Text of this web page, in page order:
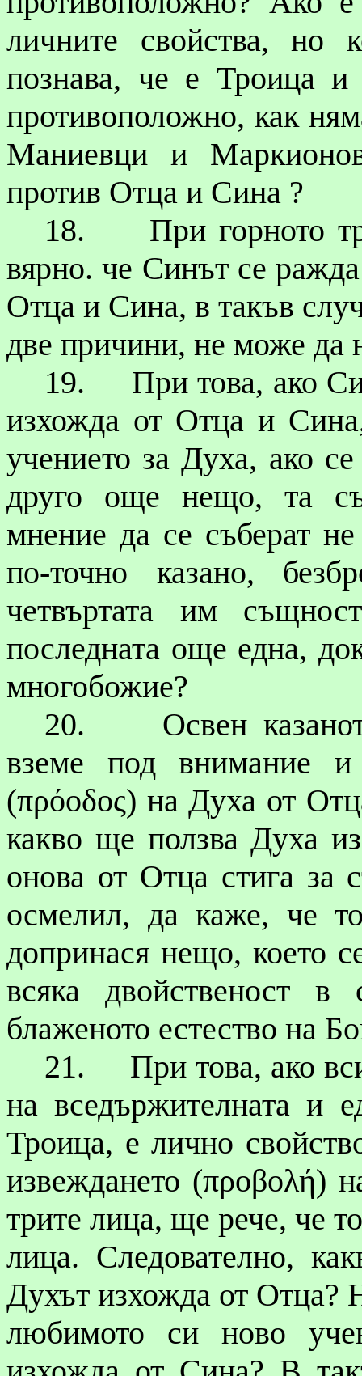
личните свойства, но
познава, че е Троица
противоположно, как
Маниевци и
против Отца и Сина ?
18.
При горното
вярно. че Синът се
Отца и Сина, в такъв
две причини, не може да
19.
При това, ако
изхожда от Отца и
учението за Духа, ако
друго още нещо, та
мнение да се съберат
по-точно казано,
четвъртата им
последната още една,
многобожие?
20.
Освен
вземе под внимание и
(πρόοδος) на Духа от
какво ще ползва Духа
онова от Отца стига за
осмелил, да каже, че
допринася нещо, което
всяка двойственост
блаженото естество на
21.
При това, ако
навседържителната и
Троица, е лично
извеждането (προβολή)
трите лица, ще рече, че
лица. Следователно,
Духът изхожда от Отца?
любимото си ново